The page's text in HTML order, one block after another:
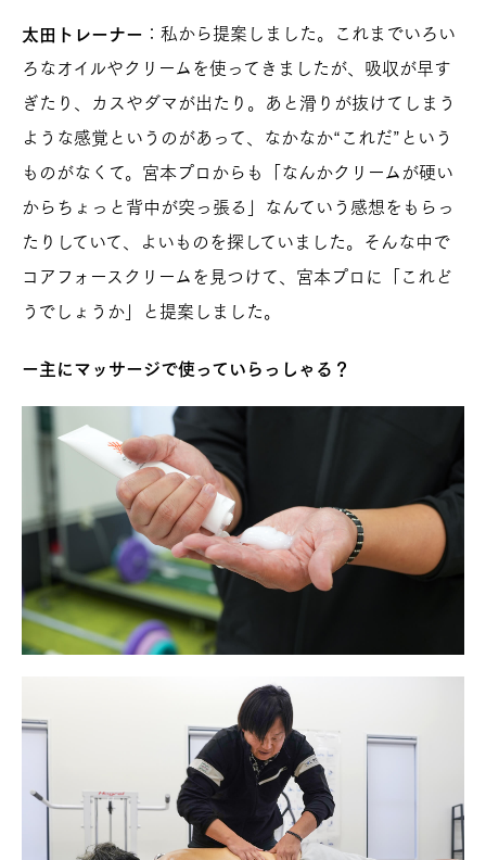
太田トレーナー ：私から提案しました。これまでいろい
ろなオイルやクリームを使ってきましたが、吸収が早す
ぎたり、カスやダマが出たり。あと滑りが抜けてしまう
ような感覚というのがあって、なかなか“これだ”という
ものがなくて。宮本プロからも「なんかクリームが硬い
からちょっと背中が突っ張る」なんていう感想をもらっ
たりしていて、よいものを探していました。そんな中で
コアフォースクリームを見つけて、宮本プロに「これど
うでしょうか」と提案しました。
ー主にマッサージで使っていらっしゃる？